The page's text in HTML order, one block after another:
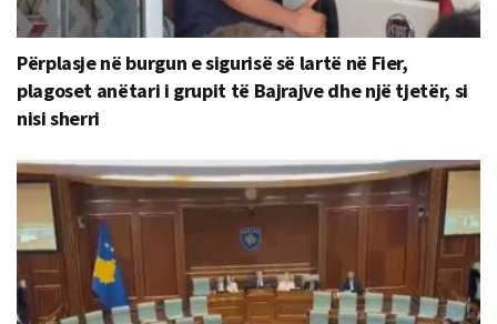
Përplasje në burgun e sigurisë së lartë në Fier,
plagoset anëtari i grupit të Bajrajve dhe një tjetër, si
nisi sherri